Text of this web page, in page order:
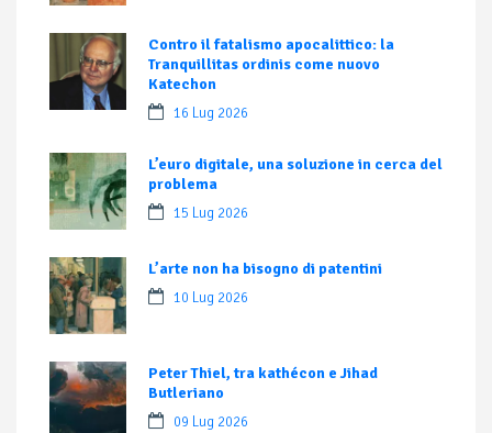
Contro il fatalismo apocalittico: la
Tranquillitas ordinis come nuovo
Katechon
16 Lug 2026
L’euro digitale, una soluzione in cerca del
problema
15 Lug 2026
L’arte non ha bisogno di patentini
10 Lug 2026
Peter Thiel, tra kathécon e Jihad
Butleriano
09 Lug 2026